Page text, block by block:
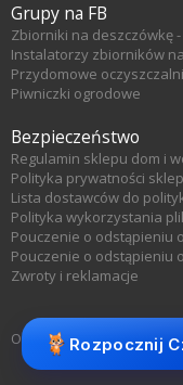
Grupy na FB
Zbiorniki na deszczówkę
Instalatorzy zbiorników
Przydomowe
Piwniczki ogrodowe
Bezpieczeństwo
Regulamin sklepu dom i
Polityka prywatności
Lista dostawców do
Polityka wykorzystania
Pouczenie o odstąpieniu
Pouczenie o odstąpieniu
Zwroty i reklamacje
Oprogramowanie sklepu
Rozpocznij